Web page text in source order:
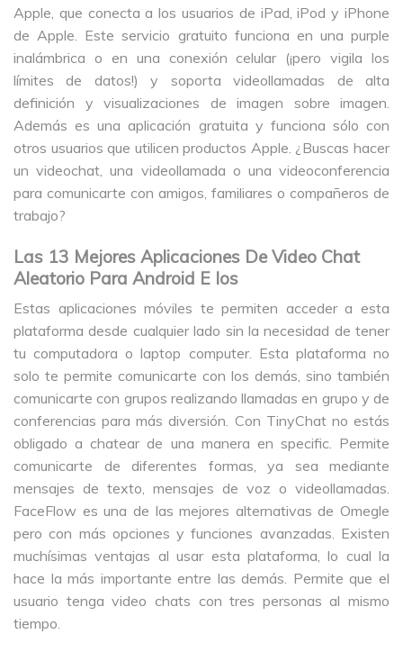
Apple, que conecta a los usuarios de iPad, iPod y iPhone
de Apple. Este servicio gratuito funciona en una purple
inalámbrica o en una conexión celular (¡pero vigila los
límites de datos!) y soporta videollamadas de alta
definición y visualizaciones de imagen sobre imagen.
Además es una aplicación gratuita y funciona sólo con
otros usuarios que utilicen productos Apple. ¿Buscas hacer
un videochat, una videollamada o una videoconferencia
para comunicarte con amigos, familiares o compañeros de
trabajo?
Las 13 Mejores Aplicaciones De Video Chat
Aleatorio Para Android E Ios
Estas aplicaciones móviles te permiten acceder a esta
plataforma desde cualquier lado sin la necesidad de tener
tu computadora o laptop computer. Esta plataforma no
solo te permite comunicarte con los demás, sino también
comunicarte con grupos realizando llamadas en grupo y de
conferencias para más diversión. Con TinyChat no estás
obligado a chatear de una manera en specific. Permite
comunicarte de diferentes formas, ya sea mediante
mensajes de texto, mensajes de voz o videollamadas.
FaceFlow es una de las mejores alternativas de Omegle
pero con más opciones y funciones avanzadas. Existen
muchísimas ventajas al usar esta plataforma, lo cual la
hace la más importante entre las demás. Permite que el
usuario tenga video chats con tres personas al mismo
tiempo.